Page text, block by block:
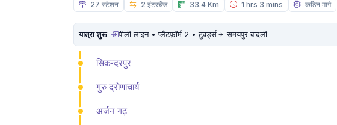
27 स्टेशन 2 इंटरचेंज 33.4 Km 1 hrs 3 mins कठिन मार्ग
यात्रा शुरू पीली लाइन • प्लैटफ़ॉर्म 2 • टुवर्ड्स समयपुर बादली
सिकन्दरपुर
गुरु द्रोणाचार्य
अर्जन गढ़